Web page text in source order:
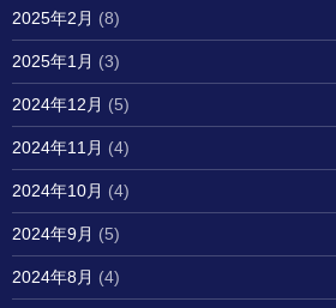
2025年2月 (8)
2025年1月 (3)
2024年12月 (5)
2024年11月 (4)
2024年10月 (4)
2024年9月 (5)
2024年8月 (4)